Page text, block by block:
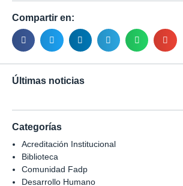
Compartir en:
Últimas noticias
Categorías
Acreditación Institucional
Biblioteca
Comunidad Fadp
Desarrollo Humano